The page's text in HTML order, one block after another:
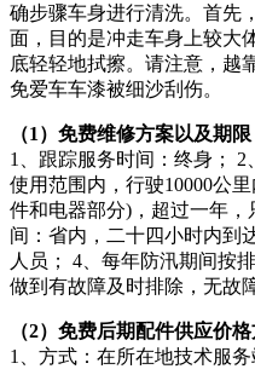
确步骤车身进行清洗。首先
面，目的是冲走车身上较大
底轻轻地拭擦。请注意，越
免爱车车漆被细沙刮伤。
（1）免费维修方案以及期限
1、跟踪服务时间：终身；
使用范围内，行驶10000公
件和电器部分)，超过一年
间：省内，二十四小时内到
人员； 4、每年防汛期间按
做到有故障及时排除，无故
（2）免费后期配件供应价格
1、方式：在所在地技术服